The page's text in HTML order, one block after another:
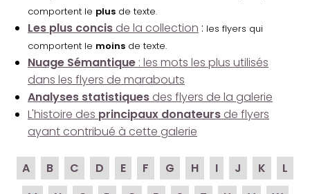
comportent le plus de texte.
Les plus concis de la collection : les flyers qui
comportent le moins de texte.
Nuage Sémantique : les mots les plus utilisés
dans les flyers de marabouts
Analyses statistiques des flyers de la galerie
L'histoire des principaux donateurs de flyers
ayant contribué à cette galerie
A B C D E F G H I J K
L